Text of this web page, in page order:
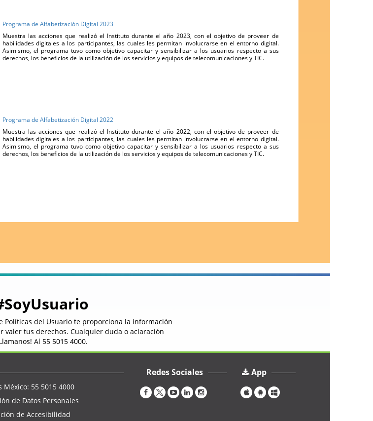
Programa de Alfabetización Digital 2023
Muestra las acciones que realizó el Instituto durante el año 2023, con el objetivo de proveer de
habilidades digitales a los participantes, las cuales les permitan involucrarse en el entorno digital.
Asimismo, el programa tuvo como objetivo capacitar y sensibilizar a los usuarios respecto a sus
derechos, los beneficios de la utilización de los servicios y equipos de telecomunicaciones y TIC.
Programa de Alfabetización Digital 2022
Muestra las acciones que realizó el Instituto durante el año 2022, con el objetivo de proveer de
habilidades digitales a los participantes, las cuales les permitan involucrarse en el entorno digital.
Asimismo, el programa tuvo como objetivo capacitar y sensibilizar a los usuarios respecto a sus
derechos, los beneficios de la utilización de los servicios y equipos de telecomunicaciones y TIC.
Políticas del Usuario te proporciona la información
valer tus derechos. Cualquier duda o aclaración
Al 55 5015 4000.
México: 55 5015 4000
de Datos Personales
de Accesibilidad
Redes Sociales App